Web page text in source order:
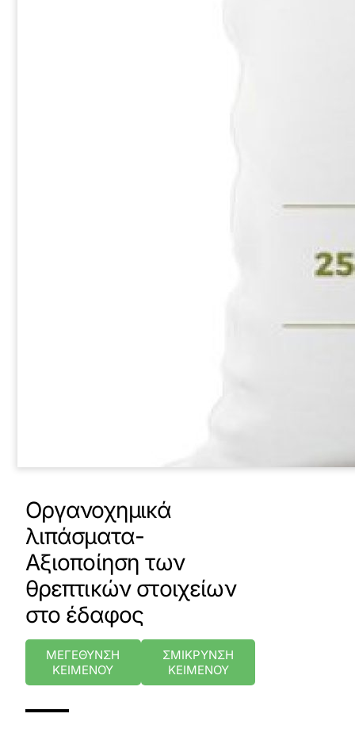
Οργανοχημικά
λιπάσματα-
Αξιοποίηση των
θρεπτικών στοιχείων
στο έδαφος
ΜΕΓΕΘΥΝΣΗ
ΚΕΙΜΕΝΟΥ
ΣΜΙΚΡΥΝΣΗ
ΚΕΙΜΕΝΟΥ